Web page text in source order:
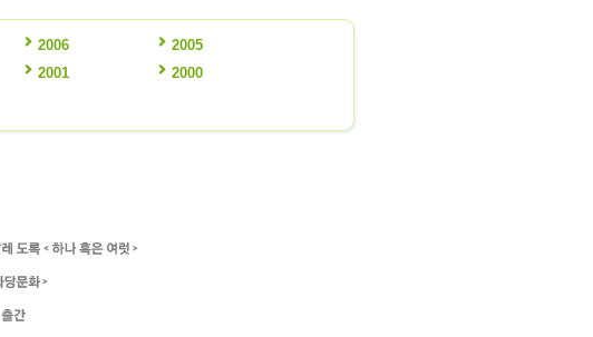
2006
2005
2001
2000